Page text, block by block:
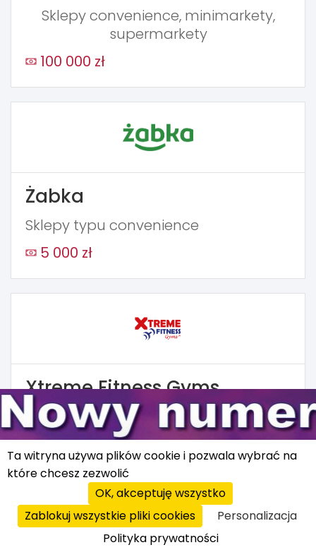
Sklepy convenience, minimarkety,
supermarkety
100 000 zł
Żabka
Sklepy typu convenience
5 000 zł
Xtreme Fitness Gyms
Kluby fitness/siłownie
450 000 zł
Ta witryna używa plików cookie i pozwala wybrać na
które chcesz zezwolić
OK, akceptuję wszystko
Zablokuj wszystkie pliki cookies
Personalizacja
Polityka prywatności